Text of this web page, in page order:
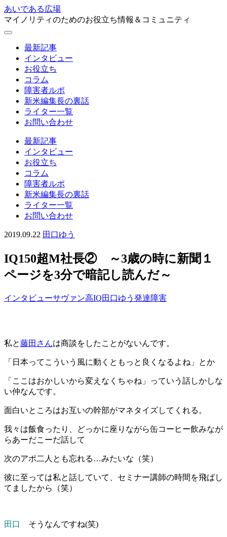
あいである広場
マイノリティのためのお役立ち情報＆コミュニティ
最新記事
インタビュー
お役立ち
コラム
障害者ルポ
新米編集長の裏話
ライター一覧
お問い合わせ
最新記事
インタビュー
お役立ち
コラム
障害者ルポ
新米編集長の裏話
ライター一覧
お問い合わせ
2019.09.22 田口ゆう
IQ150超M社長② ～3歳の時に新聞１
ページを3分で暗記し読んだ～
インタビューサヴァン高IQ田口ゆう 発達障害
私と藤田さんは商談をしたことがないんです。
「日本ってこういう風に動くともっと良くなるよね」とか
「ここはおかしいから変えなくちゃね」っていう話しかしな
い仲なんです。
面白いところはお互いの幹部がマネタイズしてくれる。
我々は飯食ったり、どっかに座りながら缶コーヒー飲みなが
らあーだこーだ話して
次のアポ二人とも忘れる…みたいな（笑）
彼に至っては私と話していて、セミナー講師の時間を飛ばし
てましたから（笑）
田口 そうなんですね(笑)